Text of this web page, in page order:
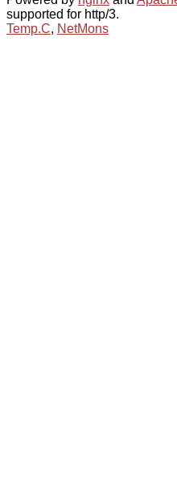
supported for http/3.
Temp.C, NetMons